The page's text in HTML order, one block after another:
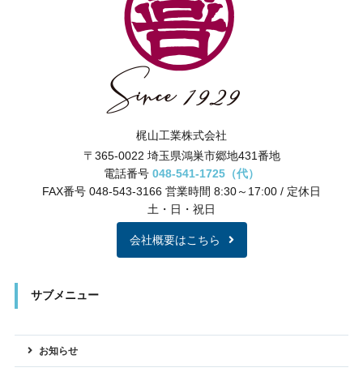
梶山工業株式会社
〒365-0022 埼玉県鴻巣市郷地431番地
電話番号 048-541-1725（代）
FAX番号 048-543-3166 営業時間 8:30～17:00 / 定休日
土・日・祝日
会社概要はこちら
サブメニュー
お知らせ